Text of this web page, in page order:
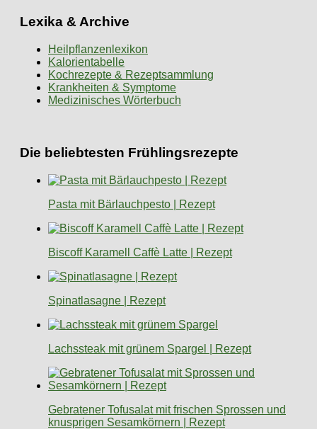
Lexika & Archive
Heilpflanzenlexikon
Kalorientabelle
Kochrezepte & Rezeptsammlung
Krankheiten & Symptome
Medizinisches Wörterbuch
Die beliebtesten Frühlingsrezepte
Pasta mit Bärlauchpesto | Rezept
Biscoff Karamell Caffè Latte | Rezept
Spinatlasagne | Rezept
Lachssteak mit grünem Spargel | Rezept
Gebratener Tofusalat mit frischen Sprossen und
knusprigen Sesamkörnern | Rezept